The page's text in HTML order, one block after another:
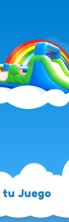
tu Juego